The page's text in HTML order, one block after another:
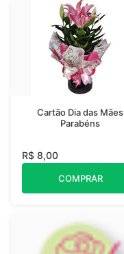
Cartão Dia das Mães
Parabéns
R$ 8,00
COMPRAR